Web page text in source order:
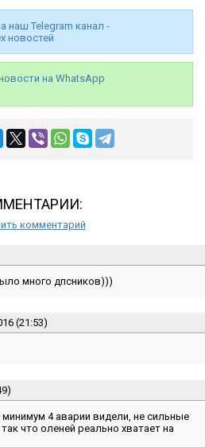
наш Telegram канал -
новостей
на WhatsApp
комментарий
много дпсников)))
(21:53)
4 аварии видели, не сильные
что оленей реально хватает на